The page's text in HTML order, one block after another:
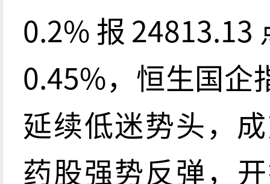
0.2%报
0.45%，恒生国企
延续低迷势头，
药股强势反弹，